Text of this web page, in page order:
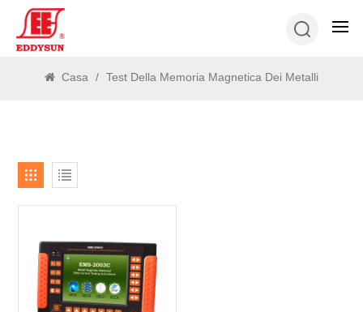
Casa / Test Della Memoria Magnetica Dei Metalli